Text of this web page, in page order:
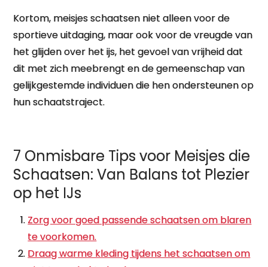
Kortom, meisjes schaatsen niet alleen voor de
sportieve uitdaging, maar ook voor de vreugde van
het glijden over het ijs, het gevoel van vrijheid dat
dit met zich meebrengt en de gemeenschap van
gelijkgestemde individuen die hen ondersteunen op
hun schaatstraject.
7 Onmisbare Tips voor Meisjes die
Schaatsen: Van Balans tot Plezier
op het IJs
Zorg voor goed passende schaatsen om blaren
te voorkomen.
Draag warme kleding tijdens het schaatsen om